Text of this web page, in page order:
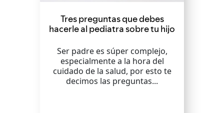
Tres preguntas que debes
hacerle al pediatra sobre tu hijo
Ser padre es súper complejo,
especialmente a la hora del
cuidado de la salud, por esto te
decimos las preguntas...